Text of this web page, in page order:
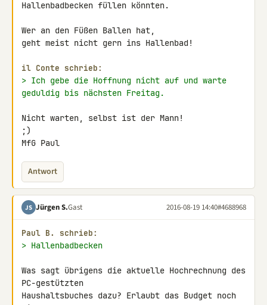
Hallenbadbecken füllen könnten.
Wer an den Füßen Ballen hat,
geht meist nicht gern ins Hallenbad!
il Conte schrieb:
> Ich gebe die Hoffnung nicht auf und warte
geduldig bis nächsten Freitag.
Nicht warten, selbst ist der Mann!
;)
MfG Paul
Antwort
JS Jürgen S.Gast 2016-08-19 14:40#4688968
Paul B. schrieb:
> Hallenbadbecken
Was sagt übrigens die aktuelle Hochrechnung des
PC-gestützten
Haushaltsbuches dazu? Erlaubt das Budget noch